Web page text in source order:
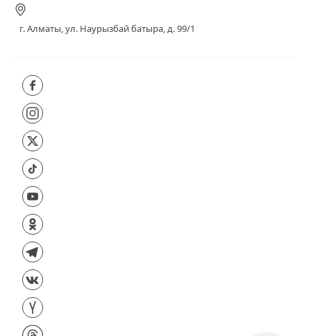
г. Алматы, ул. Наурызбай батыра, д. 99/1